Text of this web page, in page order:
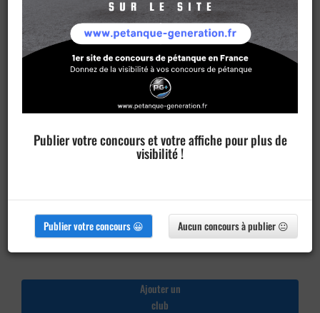
Ajouter un
club
Publier votre concours et votre affiche pour plus de
visibilité !
Publier votre concours 😀 Aucun concours à publier 😐